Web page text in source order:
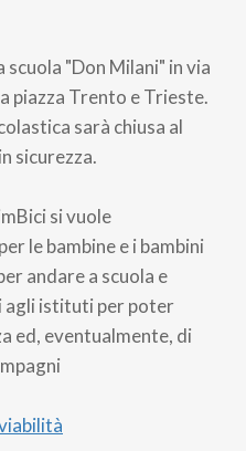
"Don Milani" in via
piazza Trento e Trieste.
sarà chiusa al
sicurezza.
si vuole
le bambine e i bambini
andare a scuola e
agli istituti per poter
ed, eventualmente, di